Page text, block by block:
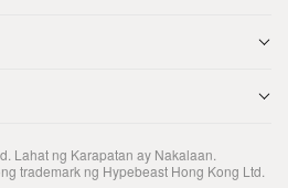
. Lahat ng Karapatan ay Nakalaan.
trademark ng Hypebeast Hong Kong Ltd.